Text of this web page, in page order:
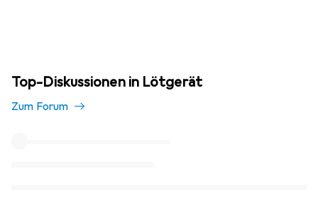
Top-Diskussionen in Lötgerät
Zum Forum